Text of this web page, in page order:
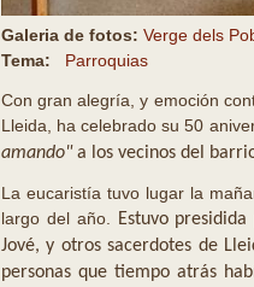
Galeria de fotos: Verge dels
Tema:
Parroquias
Con gran alegría, y emoción
Lleida, ha celebrado su 50
amando"a los vecinos del
La eucaristía tuvo lugar la
largo del año.
Estuvo
Jové, y otros sacerdotes de
personas que tiempo atrás